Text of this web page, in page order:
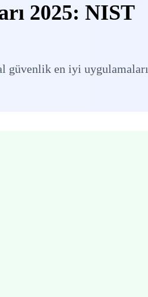
2025: NIST
güvenlik en iyi uygulamaları